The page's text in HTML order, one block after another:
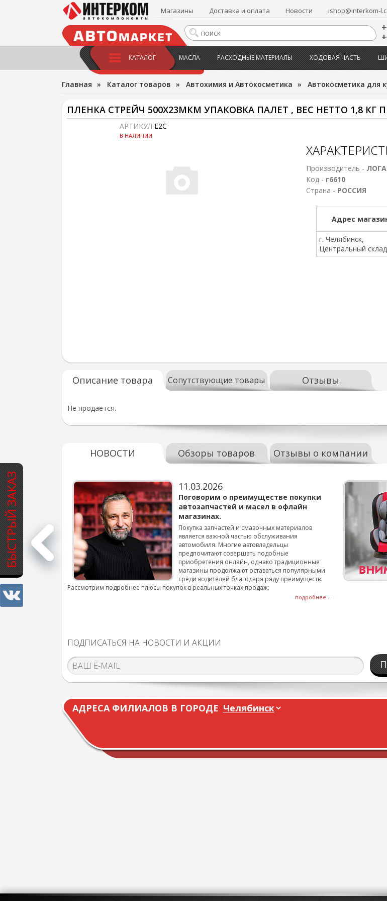
БЫСТРЫЙ ЗАКАЗ
Магазины Доставка и оплата Новости ishop@interkom-
КАТАЛОГ МАСЛА РАСХОДНЫЕ МАТЕРИАЛЫ ХОДОВАЯ ЧАСТЬ
Главная » Каталог товаров » Автохимия и Автокосметика » Автокосметика для
ПЛЕНКА СТРЕЙЧ 500Х23МКМ УПАКОВКА ПАЛЕТ , ВЕС НЕТТО 1,8 КГ
АРТИКУЛ E2C
В НАЛИЧИИ
Производитель -
Код - г6610
Страна - РОССИЯ
Адрес
г. Челябинск,
Центральный склад
Описание товара Сопутствующие товары Отзывы
Не продается.
НОВОСТИ Обзоры товаров Отзывы о компании
для
смены шин на
подробнее...
11.03.2026
Поговорим о преимуществе покупки
автозапчастей и масел в офлайн
магазинах.
Покупка запчастей и смазочных материалов
является важной частью обслуживания
автомобиля. Многие автовладельцы
предпочитают совершать подобные
приобретения онлайн, однако традиционные
магазины продолжают оставаться популярными
среди водителей благодаря ряду преимуществ.
Рассмотрим подробнее плюсы покупок в реальных точках продаж:
подробнее...
ПОДПИСАТЬСЯ НА НОВОСТИ И АКЦИИ
АДРЕСА ФИЛИАЛОВ В ГОРОДЕ